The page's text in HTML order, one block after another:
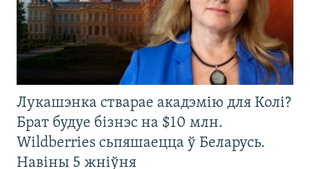
Лукашэнка стварае акадэмію для Колі?
Брат будуе бізнэс на $10 млн.
Wildberries сьпяшаецца ў Беларусь.
Навіны 5 жніўня